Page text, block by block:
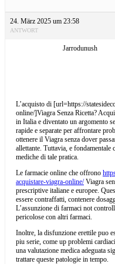
24. März 2025 um 23:58
ANTWORT
Jarrodunush
L’acquisto di [url=https://
online/]Viagra Senza Ricetta?
in Italia e diventato un argomento
rapide e separate per affrontare
ottenere il Viagra senza dover
allettante. Tuttavia, e
mediche di tale pratica.
Le farmacie online che offrono
acquistare-viagra-online/Viagra
prescriptive italiane e europee.
essere contraffatti, contenere
L’assunzione di farmaci not
pericolose con altri farmaci.
Inoltre, la disfunzione erettile puo
piu serie, come up problemi
una valutazione medica adeguata
trattare queste patologie in tempo.